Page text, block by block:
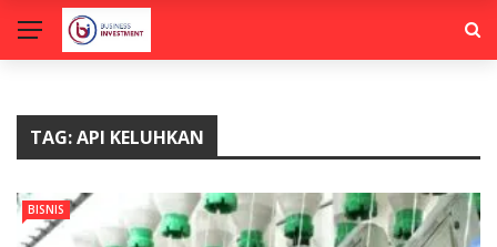
TAG:API KELUHKAN
BISNIS